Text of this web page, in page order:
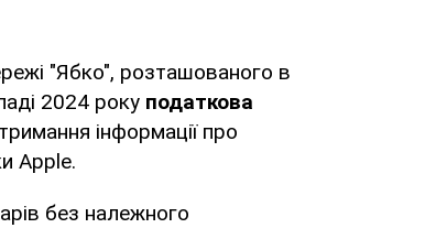
"Ябко", розташованого в
2024 року податкова
інформації про
Apple.
без належного